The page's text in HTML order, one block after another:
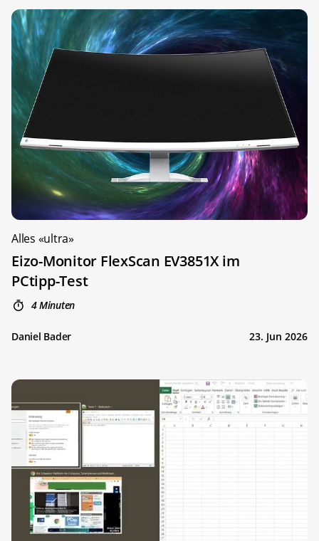
Alles «ultra»
Eizo-Monitor FlexScan EV3851X im
PCtipp-Test
4 Minuten
Daniel Bader 23. Jun 2026